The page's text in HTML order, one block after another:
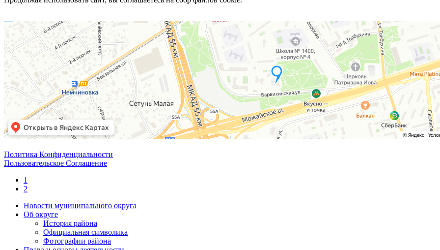
Политика Конфиденциальности
Пользовательское Соглашение
1
2
Новости муниципального округа
Об округе
История района
Официальная символика
Фотографии района